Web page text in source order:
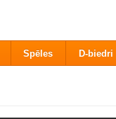
Spēles D-biedri